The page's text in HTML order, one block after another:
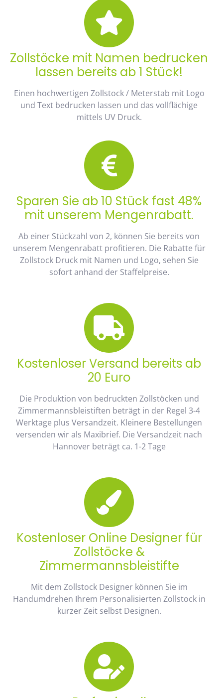
Zollstöcke mit Namen bedrucken
lassen bereits ab 1 Stück!
Einen hochwertigen Zollstock / Meterstab mit Logo
und Text bedrucken lassen und das vollflächige
mittels UV Druck.
Sparen Sie ab 10 Stück fast 48%
mit unserem Mengenrabatt.
Ab einer Stückzahl von 2, können Sie bereits von
unserem Mengenrabatt profitieren. Die Rabatte für
Zollstock Druck mit Namen und Logo, sehen Sie
sofort anhand der Staffelpreise.
Kostenloser Versand bereits ab
20 Euro
Die Produktion von bedruckten Zollstöcken und
Zimmermannsbleistiften beträgt in der Regel 3-4
Werktage plus Versandzeit. Kleinere Bestellungen
versenden wir als Maxibrief. Die Versandzeit nach
Hannover beträgt ca. 1-2 Tage
Kostenloser Online Designer für
Zollstöcke &
Zimmermannsbleistifte
Mit dem Zollstock Designer können Sie im
Handumdrehen Ihrem Personalisierten Zollstock in
kurzer Zeit selbst Designen.